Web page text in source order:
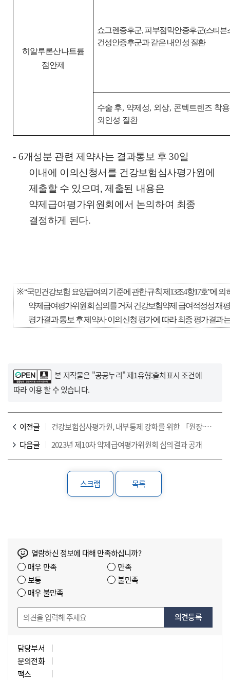
히알루론산나트륨
점안제
쇼그렌증후군,피부점막안증후군(스티븐
건성안증후군과 같은 내인성 질환
수술 후, 약제성, 외상, 콘텍트렌즈 착
외인성 질환
-6개성분 관련 제약사는 결과통보 후 30일
이내에 이의신청서를 건강보험심사평가원에
제출할 수 있으며 ,제출된 내용은
약제급여평가위원회에서 논의하여 최종
결정하게 된다.
※“국민건강보험 요양급여의 기준에 관한 규칙 제 13조4항17호”에 의
약제급여평가위원회 심의를 거쳐 건강보험약제 급여적정성 재
평가결과 통보 후 제약사 이의신청 평가에 따라 최종 평가결과
본 저작물은 "공공누리"제1유형:출처표시조건에
따라 이용 할 수 있습니다.
이전글
건강보험심사평가원, 내부통제 강화를 위한 「원장-상임감사 공동선언식」 개최
다음글
2023년 제10차 약제급여평가위원회 심의결과 공개
스크랩 목록
열람하신 정보에 대해 만족하십니까?
매우 만족
만족
보통
불만족
매우 불만족
의견등록
담당부서
문의전화
팩스